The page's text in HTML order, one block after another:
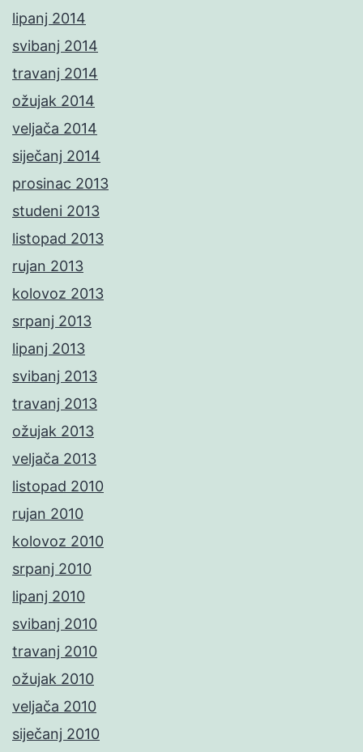
lipanj 2014
svibanj 2014
travanj 2014
ožujak 2014
veljača 2014
siječanj 2014
prosinac 2013
studeni 2013
listopad 2013
rujan 2013
kolovoz 2013
srpanj 2013
lipanj 2013
svibanj 2013
travanj 2013
ožujak 2013
veljača 2013
listopad 2010
rujan 2010
kolovoz 2010
srpanj 2010
lipanj 2010
svibanj 2010
travanj 2010
ožujak 2010
veljača 2010
siječanj 2010